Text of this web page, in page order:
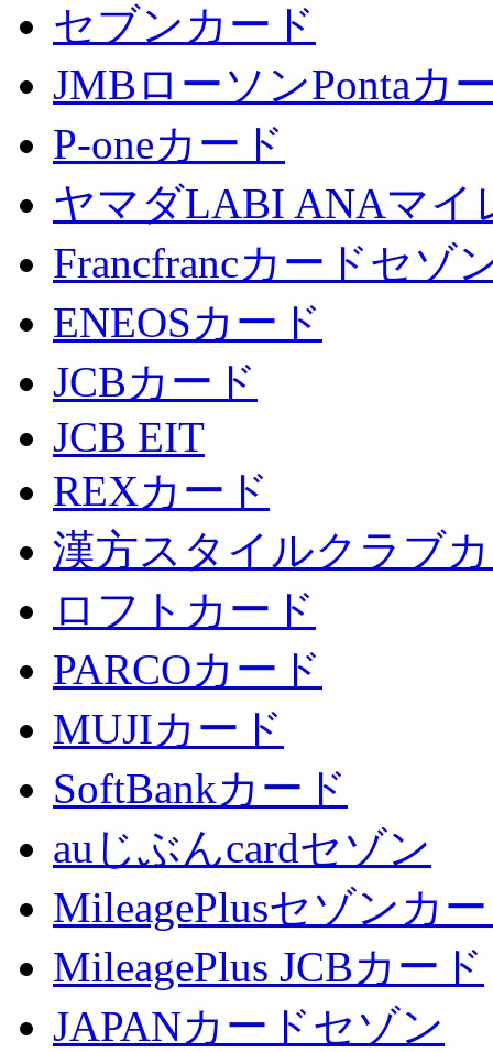
セブンカード
JMBローソンPontaカ
P-oneカード
ヤマダLABI ANAマイ
Francfrancカードセゾ
ENEOSカード
JCBカード
JCB EIT
REXカード
漢方スタイルクラブ
ロフトカード
PARCOカード
MUJIカード
SoftBankカード
auじぶんcardセゾン
MileagePlusセゾンカ
MileagePlus JCBカード
JAPANカードセゾン